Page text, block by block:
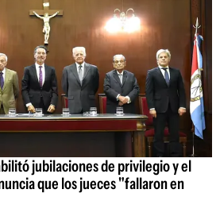
jubilaciones de privilegio y el
que los jueces "fallaron en